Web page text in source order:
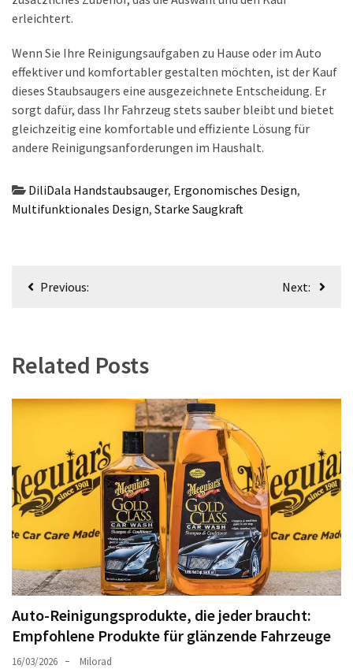
erleichtert.
Wenn Sie Ihre Reinigungsaufgaben zu Hause oder im Auto
effektiver und komfortabler gestalten möchten, ist der Kauf
dieses Staubsaugers eine ausgezeichnete Entscheidung. Er
sorgt dafür, dass Ihr Fahrzeug stets sauber bleibt und bietet
gleichzeitig eine komfortable und effiziente Lösung für
andere Reinigungsanforderungen im Haushalt.
DiliDala Handstaubsauger, Ergonomisches Design,
Multifunktionales Design, Starke Saugkraft
Beitragsnavigation
Previous: Next:
Related Posts
Auto-Reinigungsprodukte, die jeder braucht:
Empfohlene Produkte für glänzende Fahrzeuge
16/03/2026 Milorad